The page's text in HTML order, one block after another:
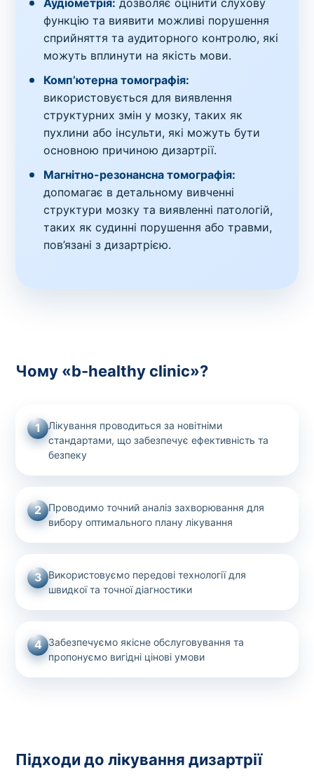
функцію та виявити можливі порушення
сприйняття та аудиторного контролю, які
можуть вплинути на якість мови.
Комп’ютерна томографія:
використовується для виявлення
структурних змін у мозку, таких як
пухлини або інсульти, які можуть бути
основною причиною дизартрії.
Магнітно-резонансна томографія:
допомагає в детальному вивченні
структури мозку та виявленні патологій,
таких як судинні порушення або травми,
пов’язані з дизартрією.
Чому «b-healthy clinic»?
1
Лікування проводиться за новітніми
стандартами, що забезпечує ефективність та
безпеку
2
Проводимо точний аналіз захворювання для
вибору оптимального плану лікування
3 Використовуємо передові технології для
швидкої та точної діагностики
4 Забезпечуємо якісне обслуговування та
пропонуємо вигідні цінові умови
Підходи до лікування дизартрії